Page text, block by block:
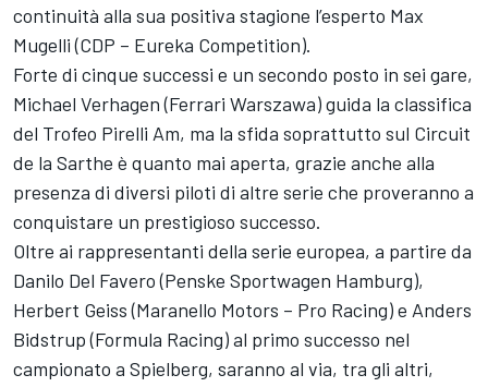
continuità alla sua positiva stagione l’esperto Max
Mugelli (CDP – Eureka Competition).
Forte di cinque successi e un secondo posto in sei gare,
Michael Verhagen (Ferrari Warszawa) guida la classifica
del Trofeo Pirelli Am, ma la sfida soprattutto sul Circuit
de la Sarthe è quanto mai aperta, grazie anche alla
presenza di diversi piloti di altre serie che proveranno a
conquistare un prestigioso successo.
Oltre ai rappresentanti della serie europea, a partire da
Danilo Del Favero (Penske Sportwagen Hamburg),
Herbert Geiss (Maranello Motors – Pro Racing) e Anders
Bidstrup (Formula Racing) al primo successo nel
campionato a Spielberg, saranno al via, tra gli altri,